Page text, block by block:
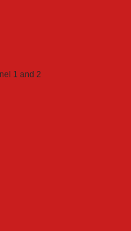
1 and 2